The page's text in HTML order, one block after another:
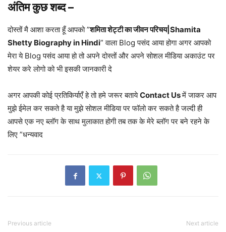
अंतिम कुछ शब्द –
दोस्तों मै आशा करता हूँ आपको ”शमिता शेट्टी का जीवन परिचय|Shamita
Shetty Biography in Hindi” वाला Blog पसंद आया होगा अगर आपको
मेरा ये Blog पसंद आया हो तो अपने दोस्तों और अपने सोशल मीडिया अकाउंट पर
शेयर करे लोगो को भी इसकी जानकारी दे
अगर आपकी कोई प्रतिकिर्याएँ हे तो हमे जरूर बतायेContact Usमें जाकर आप
मुझे ईमेल कर सकते है या मुझे सोशल मीडिया पर फॉलो कर सकते है जल्दी ही
आपसे एक नए ब्लॉग के साथ मुलाकात होगी तब तक के मेरे ब्लॉग पर बने रहने के
लिए ”धन्यवाद
Previous article Next article